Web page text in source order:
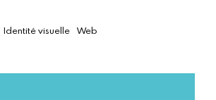
Identité visuelle Web